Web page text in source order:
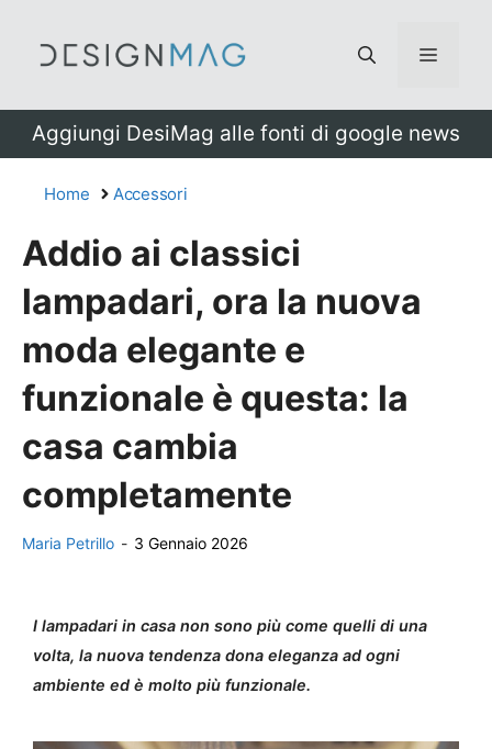
Menu
Aggiungi DesiMag alle fonti di google news
Home Accessori
Addio ai classici
lampadari, ora la nuova
moda elegante e
funzionale è questa: la
casa cambia
completamente
Maria Petrillo - 3 Gennaio 2026
I lampadari in casa non sono più come quelli di una
volta, la nuova tendenza dona eleganza ad ogni
ambiente ed è molto più funzionale.